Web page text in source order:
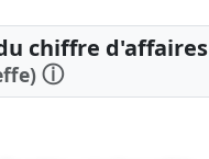
chiffre d'affaires
ⓘ